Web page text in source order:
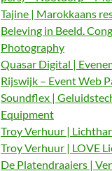
Tajine | Marokkaans
Beleving in Beeld.
Photography
Quasar Digital |
Rijswijk – Event Web
Soundflex |
Equipment
Troy Verhuur |
Troy Verhuur | LOVE
De Platendraaiers |